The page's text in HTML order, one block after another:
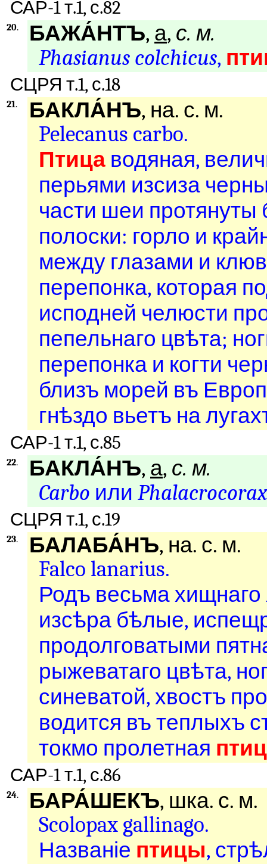
САР-1 т.1, с.82
20. БАЖА́НТЪ, а, с. м.
Phasianus colchicus,
СЦРЯ т.1, с.18
21. БАКЛА́НЪ, на. с. м.
Pelecanus carbo.
Птица водяная,
перьями изсиза
части шеи
полоски: горло и
между глазами и
перепонка, которая
исподней челюсти
пепельнаго цвѣта;
перепонка и когти
близъ морей въ
гнѣздо вьетъ на
САР-1 т.1, с.85
22. БАКЛА́НЪ, а, с. м.
Carbo или Phalacrocorax
СЦРЯ т.1, с.19
23. БАЛАБА́НЪ, на. с. м.
Falco lanarius.
Родъ весьма хищнаго
изсѣра бѣлые,
продолговатыми
рыжеватаго цвѣта,
синеватой, хвостъ
водится въ теплыхъ
токмо пролетная
САР-1 т.1, с.86
24. БАРА́ШЕКЪ, шка. с. м.
Scolopax gallinago.
Названіе птицы,